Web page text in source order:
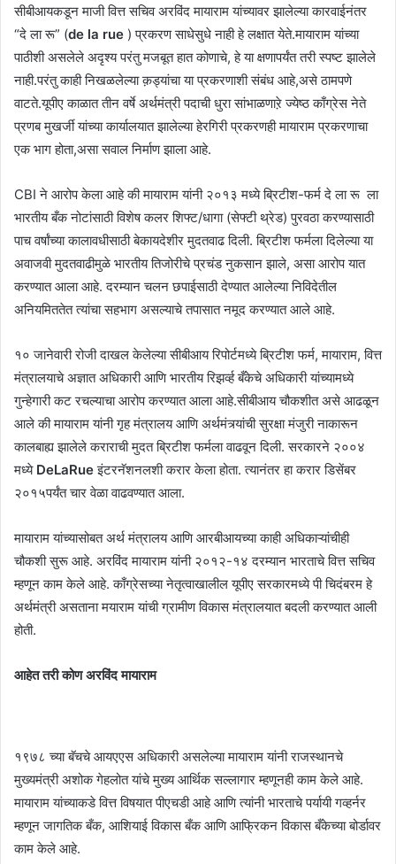
सीबीआयकडून माजी वित्त सचिव अरविंद मायाराम यांच्यावर झालेल्या कारवाईनंतर
“दे ला रू” (de la rue ) प्रकरण साधेसुधे नाही हे लक्षात येते.मायाराम यांच्या
पाठीशी असलेले अदृश्य परंतु मजबूत हात कोणाचे, हे या क्षणापर्यंत तरी स्पष्ट झालेले
नाही.परंतु काही निखळलेल्या क़ड्यांचा या प्रकरणाशी संबंध आहे,असे ठामपणे
वाटते.यूपीए काळात तीन वर्षे अर्थमंत्री पदाची धुरा सांभाळणाऱे ज्येष्ठ काँग्रेस नेते
प्रणब मुखर्जी यांच्या कार्यालयात झालेल्या हेरगिरी प्रकरणही मायाराम प्रकरणाचा
एक भाग होता,असा सवाल निर्माण झाला आहे.
CBI ने आरोप केला आहे की मायाराम यांनी २०१३ मध्ये ब्रिटीश-फर्म दे ला रू ला
भारतीय बँक नोटांसाठी विशेष कलर शिफ्ट/धागा (सेफ्टी थ्रेड) पुरवठा करण्यासाठी
पाच वर्षांच्या कालावधीसाठी बेकायदेशीर मुदतवाढ दिली. ब्रिटीश फर्मला दिलेल्या या
अवाजवी मुदतवाढीमुळे भारतीय तिजोरीचे प्रचंड नुकसान झाले, असा आरोप यात
करण्यात आला आहे. दरम्यान चलन छपाईसाठी देण्यात आलेल्या निविदेतील
अनियमिततेत त्यांचा सहभाग असल्याचे तपासात नमूद करण्यात आले आहे.
१० जानेवारी रोजी दाखल केलेल्या सीबीआय रिपोर्टमध्ये ब्रिटीश फर्म, मायाराम, वित्त
मंत्रालयाचे अज्ञात अधिकारी आणि भारतीय रिझर्व्ह बँकेचे अधिकारी यांच्यामध्ये
गुन्हेगारी कट रचल्याचा आरोप करण्यात आला आहे.सीबीआय चौकशीत असे आढळून
आले की मायाराम यांनी गृह मंत्रालय आणि अर्थमंत्र्यांची सुरक्षा मंजुरी नाकारून
कालबाह्य झालेले कराराची मुदत ब्रिटीश फर्मला वाढवून दिली. सरकारने २००४
मध्ये DeLaRueइंटरनॅशनलशी करार केला होता. त्यानंतर हा करार डिसेंबर
२०१५पर्यंत चार वेळा वाढवण्यात आला.
मायाराम यांच्यासोबत अर्थ मंत्रालय आणि आरबीआयच्या काही अधिकाऱ्यांचीही
चौकशी सुरू आहे. अरविंद मायाराम यांनी २०१२-१४ दरम्यान भारताचे वित्त सचिव
म्हणून काम केले आहे. काँग्रेसच्या नेतृत्वाखालील यूपीए सरकारमध्ये पी चिदंबरम हे
अर्थमंत्री असताना मयाराम यांची ग्रामीण विकास मंत्रालयात बदली करण्यात आली
होती.
आहेत तरी कोण अरविंद मायाराम
१९७८ च्या बॅचचे आयएएस अधिकारी असलेल्या मायाराम यांनी राजस्थानचे
मुख्यमंत्री अशोक गेहलोत यांचे मुख्य आर्थिक सल्लागार म्हणूनही काम केले आहे.
मायाराम यांच्याकडे वित्त विषयात पीएचडी आहे आणि त्यांनी भारताचे पर्यायी गव्हर्नर
म्हणून जागतिक बँक, आशियाई विकास बँक आणि आफ्रिकन विकास बँकेच्या बोर्डावर
काम केले आहे.